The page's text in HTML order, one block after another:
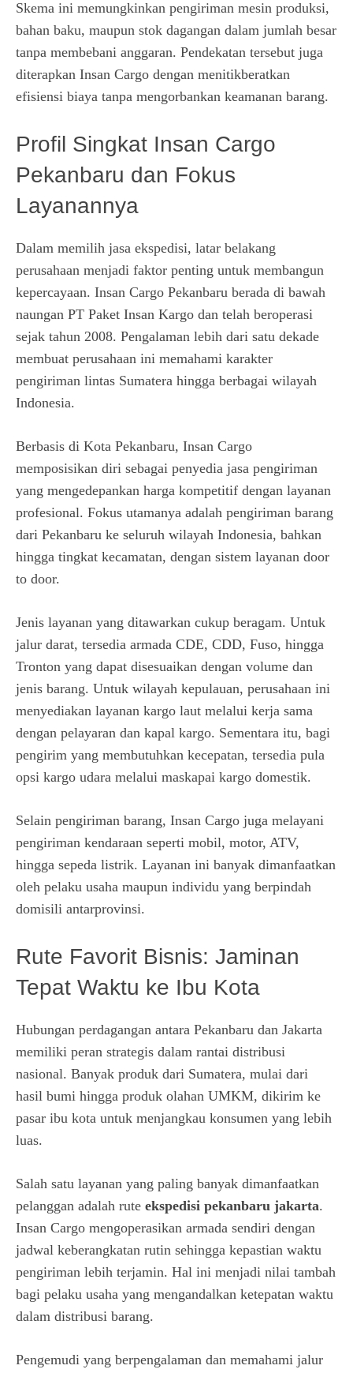
Skema ini memungkinkan pengiriman mesin produksi,
bahan baku, maupun stok dagangan dalam jumlah besar
tanpa membebani anggaran. Pendekatan tersebut juga
diterapkan Insan Cargo dengan menitikberatkan
efisiensi biaya tanpa mengorbankan keamanan barang.
Profil Singkat Insan Cargo
Pekanbaru dan Fokus
Layanannya
Dalam memilih jasa ekspedisi, latar belakang
perusahaan menjadi faktor penting untuk membangun
kepercayaan. Insan Cargo Pekanbaru berada di bawah
naungan PT Paket Insan Kargo dan telah beroperasi
sejak tahun 2008. Pengalaman lebih dari satu dekade
membuat perusahaan ini memahami karakter
pengiriman lintas Sumatera hingga berbagai wilayah
Indonesia.
Berbasis di Kota Pekanbaru, Insan Cargo
memposisikan diri sebagai penyedia jasa pengiriman
yang mengedepankan harga kompetitif dengan layanan
profesional. Fokus utamanya adalah pengiriman barang
dari Pekanbaru ke seluruh wilayah Indonesia, bahkan
hingga tingkat kecamatan, dengan sistem layanan door
to door.
Jenis layanan yang ditawarkan cukup beragam. Untuk
jalur darat, tersedia armada CDE, CDD, Fuso, hingga
Tronton yang dapat disesuaikan dengan volume dan
jenis barang. Untuk wilayah kepulauan, perusahaan ini
menyediakan layanan kargo laut melalui kerja sama
dengan pelayaran dan kapal kargo. Sementara itu, bagi
pengirim yang membutuhkan kecepatan, tersedia pula
opsi kargo udara melalui maskapai kargo domestik.
Selain pengiriman barang, Insan Cargo juga melayani
pengiriman kendaraan seperti mobil, motor, ATV,
hingga sepeda listrik. Layanan ini banyak dimanfaatkan
oleh pelaku usaha maupun individu yang berpindah
domisili antarprovinsi.
Rute Favorit Bisnis: Jaminan
Tepat Waktu ke Ibu Kota
Hubungan perdagangan antara Pekanbaru dan Jakarta
memiliki peran strategis dalam rantai distribusi
nasional. Banyak produk dari Sumatera, mulai dari
hasil bumi hingga produk olahan UMKM, dikirim ke
pasar ibu kota untuk menjangkau konsumen yang lebih
luas.
Salah satu layanan yang paling banyak dimanfaatkan
pelanggan adalah rute ekspedisi pekanbaru jakarta.
Insan Cargo mengoperasikan armada sendiri dengan
jadwal keberangkatan rutin sehingga kepastian waktu
pengiriman lebih terjamin. Hal ini menjadi nilai tambah
bagi pelaku usaha yang mengandalkan ketepatan waktu
dalam distribusi barang.
Pengemudi yang berpengalaman dan memahami jalur